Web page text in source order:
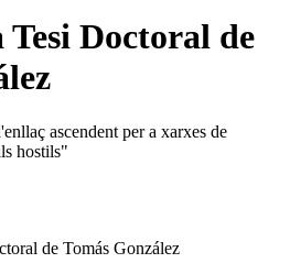
Doctoral de
ascendent per a xarxes de
hostils"
de Tomás González